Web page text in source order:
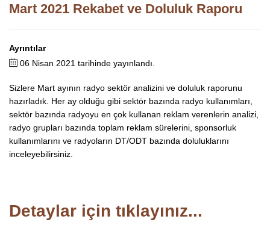
Mart 2021 Rekabet ve Doluluk Raporu
Ayrıntılar
06 Nisan 2021 tarihinde yayınlandı.
Sizlere Mart ayının radyo sektör analizini ve doluluk raporunu
hazırladık. Her ay olduğu gibi sektör bazında radyo kullanımları,
sektör bazında radyoyu en çok kullanan reklam verenlerin analizi,
radyo grupları bazında toplam reklam sürelerini, sponsorluk
kullanımlarını ve radyoların DT/ODT bazında doluluklarını
inceleyebilirsiniz.
Detaylar için tıklayınız...